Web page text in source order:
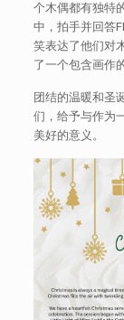
个木偶都有独特
中，拍手并回答
笑表达了他们对
了一个包含画作
团结的温暖和圣
们，给予与作为
美好的意义。